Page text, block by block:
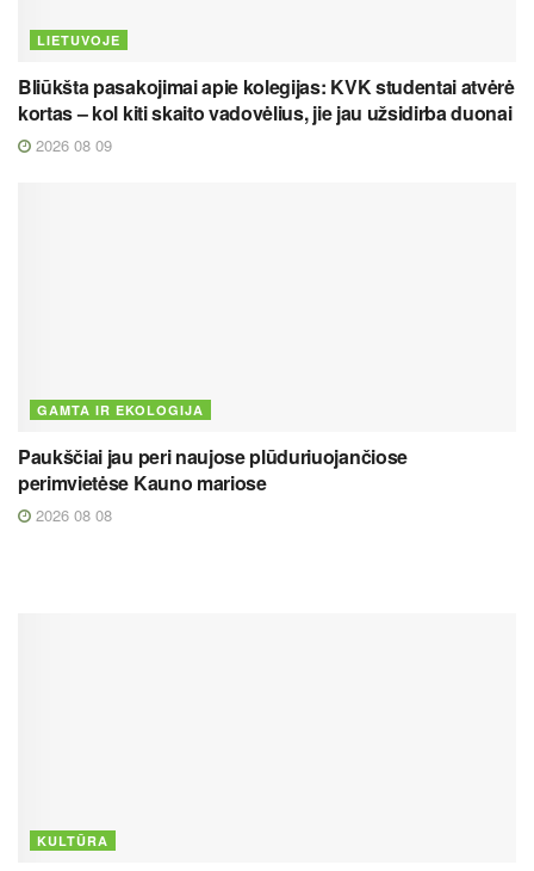
LIETUVOJE
Bliūkšta pasakojimai apie kolegijas: KVK studentai atvėrė
kortas – kol kiti skaito vadovėlius, jie jau užsidirba duonai
2026 08 09
GAMTA IR EKOLOGIJA
Paukščiai jau peri naujose plūduriuojančiose
perimvietėse Kauno mariose
2026 08 08
KULTŪRA